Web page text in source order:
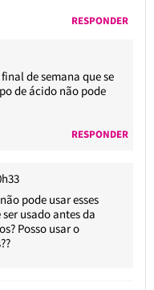
RESPONDER
de semana que se
de ácido não pode
RESPONDER
pode usar esses
usado antes da
Posso usar o